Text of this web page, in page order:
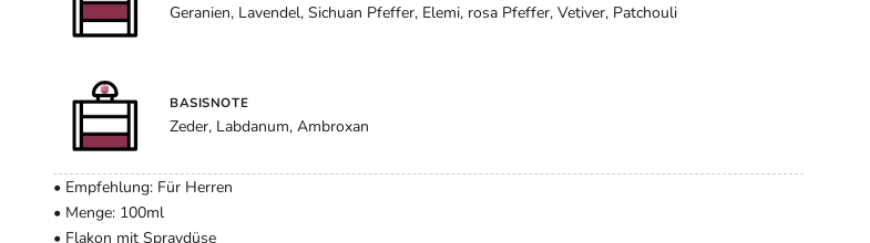
Geranien, Lavendel, Sichuan Pfeffer, Elemi, rosa Pfeffer, Vetiver, Patchouli
BASISNOTE
Zeder, Labdanum, Ambroxan
• Empfehlung: Für Herren
• Menge: 100ml
• Flakon mit Spraydüse